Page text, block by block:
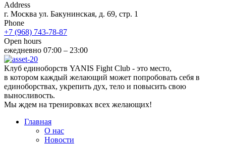
Address
г. Москва ул. Бакунинская, д. 69, стр. 1
Phone
+7 (968) 743-78-87
Open hours
ежедневно 07:00 – 23:00
Клуб единоборств YANIS Fight Club - это место,
в котором каждый желающий может попробовать себя в
единоборствах, укрепить дух, тело и повысить свою
выносливость.
Мы ждем на тренировках всех желающих!
Главная
О нас
Новости